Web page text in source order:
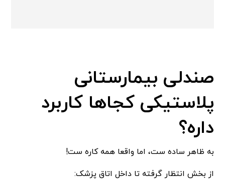
صندلی بیمارستانی
پلاستیکی کجاها کاربرد
داره؟
به ظاهر ساده ست، اما واقعا همه کاره ست!
از بخش انتظار گرفته تا داخل اتاق پزشک: